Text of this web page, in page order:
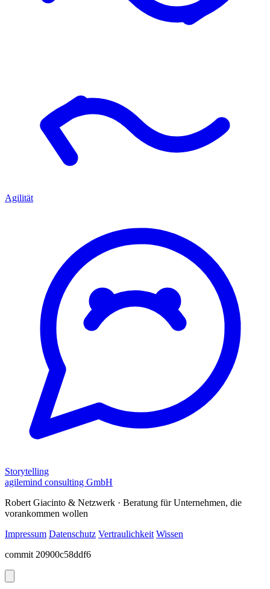
Agilität
Storytelling
agilemind consulting GmbH
Robert Giacinto & Netzwerk · Beratung für Unternehmen, die
vorankommen wollen
Impressum Datenschutz Vertraulichkeit Wissen
commit 20900c58ddf6